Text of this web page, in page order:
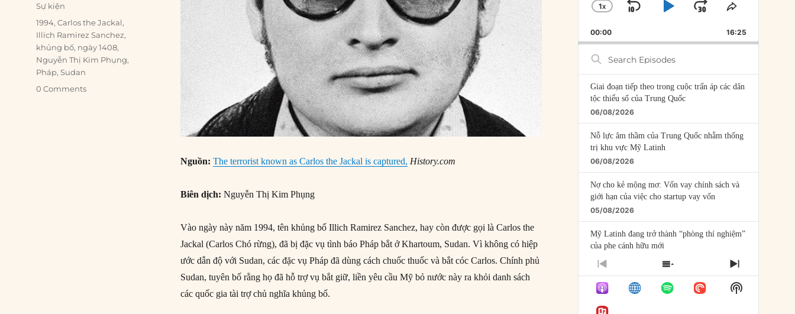
Nguồn: The terrorist known as Carlos the Jackal is captured, History.com
Biên dịch: Nguyễn Thị Kim Phụng
Vào ngày này năm 1994, tên khủng bố Illich Ramirez Sanchez, hay còn được gọi là Carlos the
Jackal (Carlos Chó rừng), đã bị đặc vụ tình báo Pháp bắt ở Khartoum, Sudan. Vì không có hiệp
ước dẫn độ với Sudan, các đặc vụ Pháp đã dùng cách chuốc thuốc và bắt cóc Carlos. Chính phủ
Sudan, tuyên bố rằng họ đã hỗ trợ vụ bắt giữ, liền yêu cầu Mỹ bỏ nước này ra khỏi danh sách
các quốc gia tài trợ chủ nghĩa khủng bố.
Categories
Sự kiện
Tags
1994,Carlos the Jackal,
Illich Ramirez Sanchez,
khủng bố, ngày 1408,
Nguyễn Thị Kim Phụng,
Pháp,Sudan
0 Comments
CHANGE
RATE
1X
SKIP
BACKWARD
PLAYJUMP
FORWARD
SHARE
EPISODE
00:00 16:25
Search
Episodes
Giai đoạn tiếp theo trong cuộc trấn áp các dân
tộc thiểu số của Trung Quốc
06/08/2026
Nỗ lực âm thầm của Trung Quốc nhằm thống
trị khu vực Mỹ Latinh
06/08/2026
Nợ cho kẻ mộng mơ: Vốn vay chính sách và
giới hạn của việc cho startup vay vốn
05/08/2026
Mỹ Latinh đang trở thành “phòng thí nghiệm”
của phe cánh hữu mới
04/08/2026
Tại sao Trung Quốc phủ nhận cuộc gặp với
Ngoại trưởng Nhật Bản?
04/08/2026
PREVIOUS
EPISODE
SHOW
EPISODES
LIST
NEXT
EPISODE
Show
Podcast